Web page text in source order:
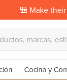
🎒 Make
Cocina y